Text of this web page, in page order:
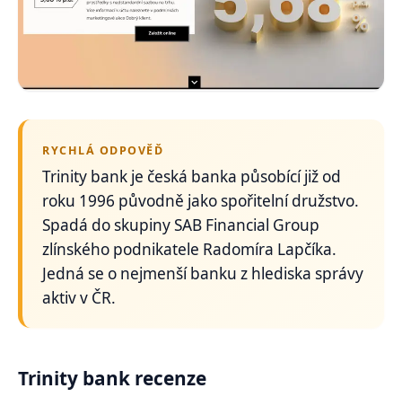
RYCHLÁ ODPOVĚĎ
Trinity bank je česká banka působící již od
roku 1996 původně jako spořitelní družstvo.
Spadá do skupiny SAB Financial Group
zlínského podnikatele Radomíra Lapčíka.
Jedná se o nejmenší banku z hlediska správy
aktiv v ČR.
Trinity bank recenze